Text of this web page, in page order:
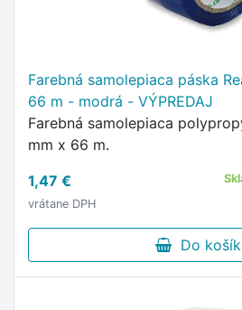
Farebná samolepiaca páska
66 m - modrá - VÝPREDAJ
Farebná samolepiaca
mm x 66 m.
1,47 €
vrátane DPH
Do